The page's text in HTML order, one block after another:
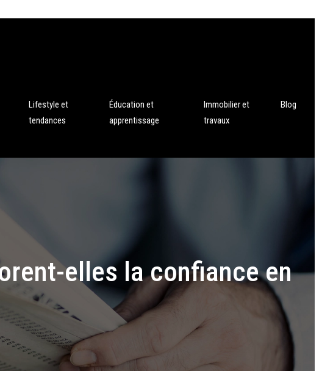
Lifestyle et
tendances
Éducation et
apprentissage
Immobilier et
travaux
Blog
elles la confiance en